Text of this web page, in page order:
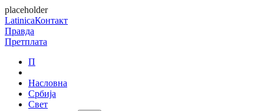
placeholder
LatinicaКонтакт
Правда
Претплата
П
Насловна
Србија
Свет